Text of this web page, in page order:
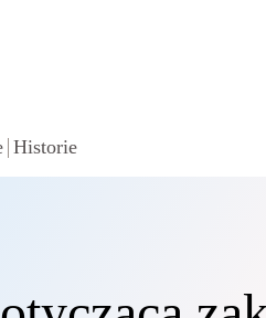
Historie